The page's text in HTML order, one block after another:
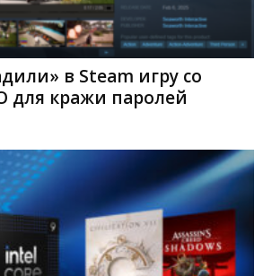
в Steam игру со
кражи паролей